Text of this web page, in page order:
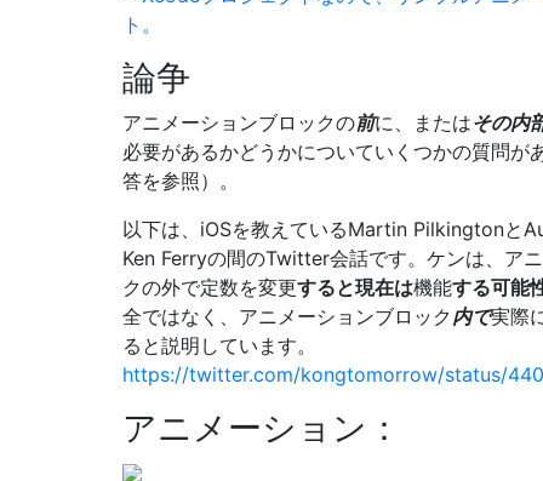
論争
アニメーションブロックの前に、またはその内
必要があるかどうかについていくつかの質問が
答を参照）。
以下は、iOSを教えているMartin Pilkingtonと
Ken Ferryの間のTwitter会話です。ケンは、ア
クの外で定数を変更すると現在は機能する可能
全ではなく、アニメーションブロック 内で実際
ると説明しています。
https://twitter.com/kongtomorrow/status/
アニメーション：